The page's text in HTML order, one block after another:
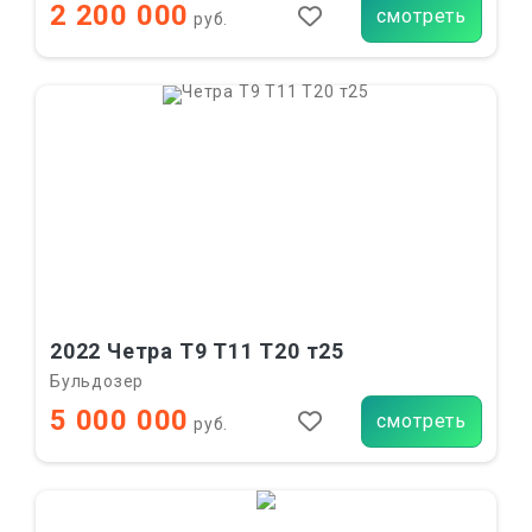
2 200 000 руб. смотреть
2022 Четра Т9 Т11 Т20 т25
Бульдозер
5 000 000 руб. смотреть